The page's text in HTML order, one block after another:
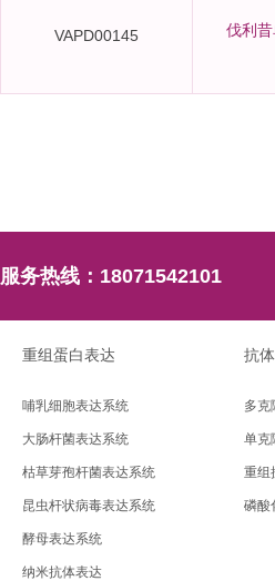
VAPD00145 伐利
服务热线： 18071542101
重组蛋白表达
哺乳细胞表达系统
大肠杆菌表达系统
枯草芽孢杆菌表达系统
昆虫杆状病毒表达系统
酵母表达系统
纳米抗体表达
抗
多克
单克
重组
磷酸